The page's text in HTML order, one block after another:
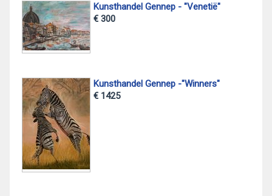
Kunsthandel Gennep - "Venetië"
€ 300
Kunsthandel Gennep -"Winners"
€ 1425